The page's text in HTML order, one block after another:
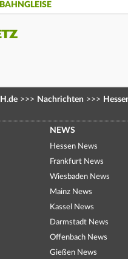
>>> Nachrichten >>>
NEWS
Hessen News
Frankfurt News
Wiesbaden News
Mainz News
Kassel News
Darmstadt News
Offenbach News
Gießen News